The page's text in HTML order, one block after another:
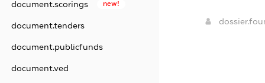
document.scorings new!
document.tenders
document.publicfunds
document.ved